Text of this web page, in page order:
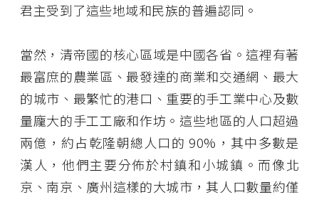
君主受到了這些地域和民族的普遍認同。
當然，清帝國的核心區域是中國各省。這裡有著
最富庶的農業區、最發達的商業和交通網、最大
的城市、最繁忙的港口、重要的手工業中心及數
量龐大的手工工廠和作坊。這些地區的人口超過
兩億，約占乾隆朝總人口的 90%，其中多數是
漢人，他們主要分佈於村鎮和小城鎮。而像北
京、南京、廣州這樣的大城市，其人口數量約僅